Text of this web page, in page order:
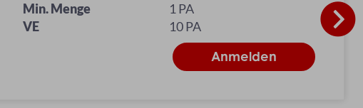
Min. Menge
1 PA
VE
10 PA